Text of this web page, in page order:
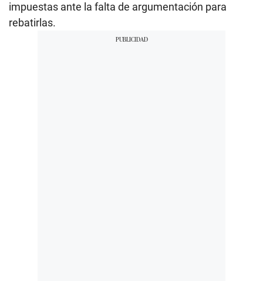
impuestas ante la falta de argumentación para
rebatirlas.